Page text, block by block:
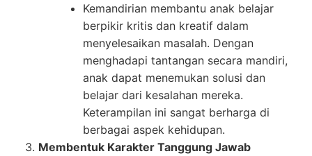
Kemandirian membantu anak belajar
berpikir kritis dan kreatif dalam
menyelesaikan masalah. Dengan
menghadapi tantangan secara mandiri,
anak dapat menemukan solusi dan
belajar dari kesalahan mereka.
Keterampilan ini sangat berharga di
berbagai aspek kehidupan.
Membentuk Karakter Tanggung Jawab